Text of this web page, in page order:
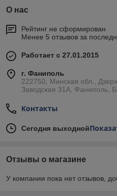
О нас
Рейтинг не сформирован
Менее 5 отзывов за
Работает с 27.01.2015
г. Фаниполь
222750, Минская обл.,
Заводская 31А, Фаниполь,
Контакты
Сегодня выходной
Отзывы о магазине
У компании пока нет отзывов,